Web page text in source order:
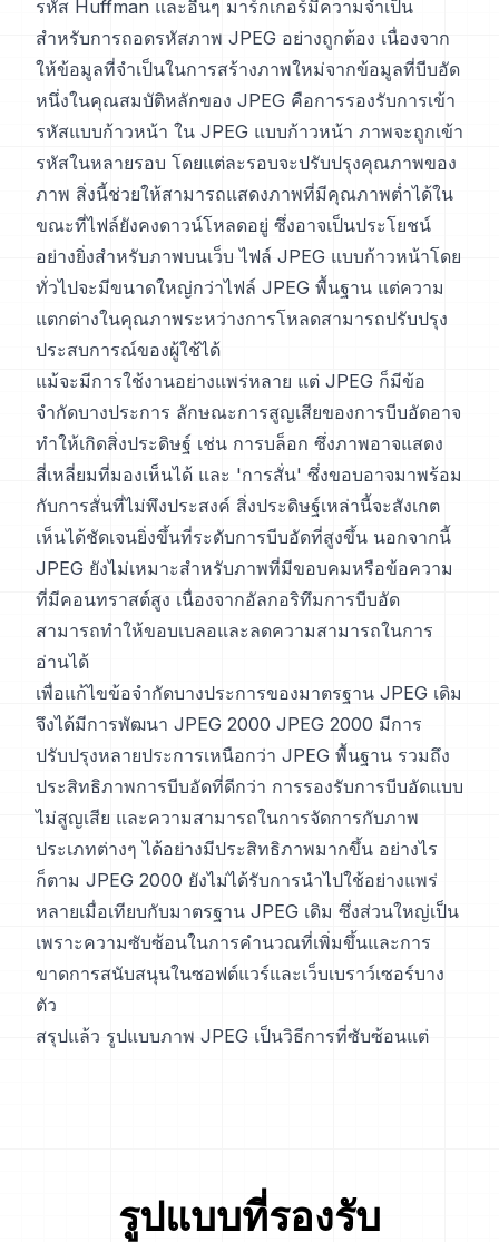
รหัส Huffman และอื่นๆ มาร์กเกอร์มีความจำเป็น
สำหรับการถอดรหัสภาพ JPEG อย่างถูกต้อง เนื่องจาก
ให้ข้อมูลที่จำเป็นในการสร้างภาพใหม่จากข้อมูลที่บีบอัด
หนึ่งในคุณสมบัติหลักของ JPEG คือการรองรับการเข้า
รหัสแบบก้าวหน้า ใน JPEG แบบก้าวหน้า ภาพจะถูกเข้า
รหัสในหลายรอบ โดยแต่ละรอบจะปรับปรุงคุณภาพของ
ภาพ สิ่งนี้ช่วยให้สามารถแสดงภาพที่มีคุณภาพต่ำได้ใน
ขณะที่ไฟล์ยังคงดาวน์โหลดอยู่ ซึ่งอาจเป็นประโยชน์
อย่างยิ่งสำหรับภาพบนเว็บ ไฟล์ JPEG แบบก้าวหน้าโดย
ทั่วไปจะมีขนาดใหญ่กว่าไฟล์ JPEG พื้นฐาน แต่ความ
แตกต่างในคุณภาพระหว่างการโหลดสามารถปรับปรุง
ประสบการณ์ของผู้ใช้ได้
แม้จะมีการใช้งานอย่างแพร่หลาย แต่ JPEG ก็มีข้อ
จำกัดบางประการ ลักษณะการสูญเสียของการบีบอัดอาจ
ทำให้เกิดสิ่งประดิษฐ์ เช่น การบล็อก ซึ่งภาพอาจแสดง
สี่เหลี่ยมที่มองเห็นได้ และ 'การสั่น' ซึ่งขอบอาจมาพร้อม
กับการสั่นที่ไม่พึงประสงค์ สิ่งประดิษฐ์เหล่านี้จะสังเกต
เห็นได้ชัดเจนยิ่งขึ้นที่ระดับการบีบอัดที่สูงขึ้น นอกจากนี้
JPEG ยังไม่เหมาะสำหรับภาพที่มีขอบคมหรือข้อความ
ที่มีคอนทราสต์สูง เนื่องจากอัลกอริทึมการบีบอัด
สามารถทำให้ขอบเบลอและลดความสามารถในการ
อ่านได้
เพื่อแก้ไขข้อจำกัดบางประการของมาตรฐาน JPEG เดิม
จึงได้มีการพัฒนา JPEG 2000 JPEG 2000 มีการ
ปรับปรุงหลายประการเหนือกว่า JPEG พื้นฐาน รวมถึง
ประสิทธิภาพการบีบอัดที่ดีกว่า การรองรับการบีบอัดแบบ
ไม่สูญเสีย และความสามารถในการจัดการกับภาพ
ประเภทต่างๆ ได้อย่างมีประสิทธิภาพมากขึ้น อย่างไร
ก็ตาม JPEG 2000 ยังไม่ได้รับการนำไปใช้อย่างแพร่
หลายเมื่อเทียบกับมาตรฐาน JPEG เดิม ซึ่งส่วนใหญ่เป็น
เพราะความซับซ้อนในการคำนวณที่เพิ่มขึ้นและการ
ขาดการสนับสนุนในซอฟต์แวร์และเว็บเบราว์เซอร์บาง
ตัว
สรุปแล้ว รูปแบบภาพ JPEG เป็นวิธีการที่ซับซ้อนแต่
รูปแบบที่รองรับ